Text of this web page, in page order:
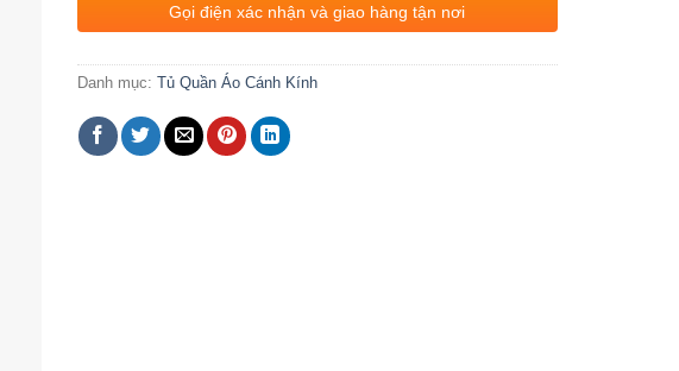
Gọi điện xác nhận và giao hàng tận nơi
Danh mục: Tủ Quần Áo Cánh Kính